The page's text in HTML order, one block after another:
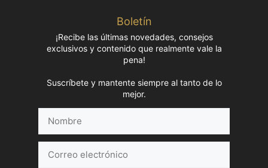
Boletín
¡Recibe las últimas novedades, consejos
exclusivos y contenido que realmente vale la
pena!
Suscríbete y mantente siempre al tanto de lo
mejor.
electrónico